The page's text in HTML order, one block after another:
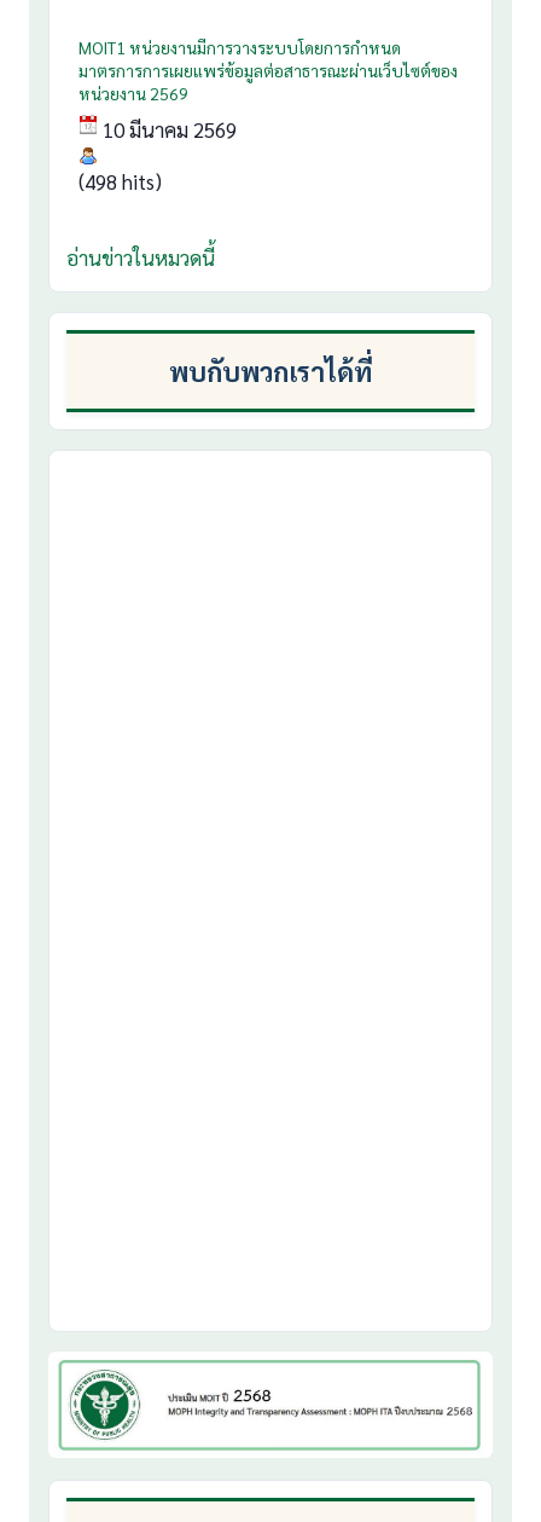
MOIT1 หน่วยงานมีการวางระบบโดยการกำหนด
มาตรการการเผยแพร่ข้อมูลต่อสาธารณะผ่านเว็บไซต์ของ
หน่วยงาน 2569
10 มีนาคม 2569
(498 hits)
อ่านข่าวในหมวดนี้
พบกับพวกเราได้ที่